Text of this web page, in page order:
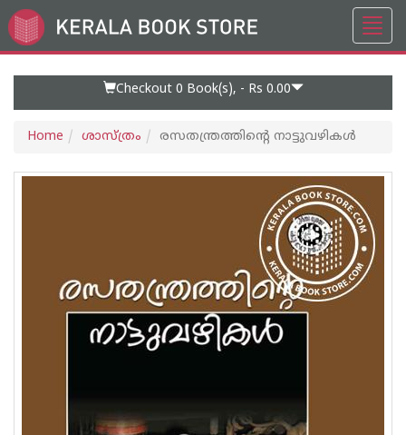
Go
to
Checkout 0 Book(s), - Rs 0.00
Home ശാസ്ത്രം രസതന്ത്രത്തിന്റെ നാട്ടുവഴികള്‍